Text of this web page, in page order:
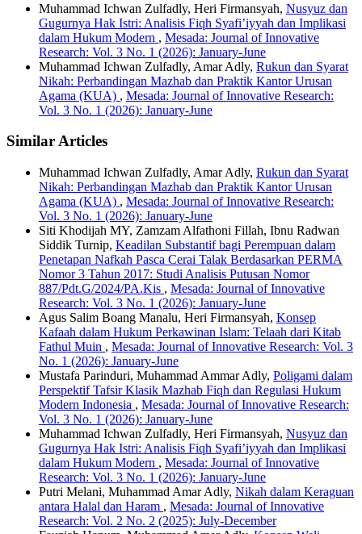
Muhammad Ichwan Zulfadly, Heri Firmansyah, Nusyuz dan
Gugurnya Hak Istri: Analisis Fiqh Syafi’iyyah dan Implikasi
dalam Hukum Modern , Mesada: Journal of Innovative
Research: Vol. 3 No. 1 (2026): January-June
Muhammad Ichwan Zulfadly, Amar Adly, Rukun dan Syarat
Nikah: Perbandingan Mazhab dan Praktik Kantor Urusan
Agama (KUA) , Mesada: Journal of Innovative Research:
Vol. 3 No. 1 (2026): January-June
Similar Articles
Muhammad Ichwan Zulfadly, Amar Adly, Rukun dan Syarat
Nikah: Perbandingan Mazhab dan Praktik Kantor Urusan
Agama (KUA) , Mesada: Journal of Innovative Research:
Vol. 3 No. 1 (2026): January-June
Siti Khodijah MY, Zamzam Alfathoni Fillah, Ibnu Radwan
Siddik Turnip, Keadilan Substantif bagi Perempuan dalam
Penetapan Nafkah Pasca Cerai Talak Berdasarkan PERMA
Nomor 3 Tahun 2017: Studi Analisis Putusan Nomor
887/Pdt.G/2024/PA.Kis , Mesada: Journal of Innovative
Research: Vol. 3 No. 1 (2026): January-June
Agus Salim Boang Manalu, Heri Firmansyah, Konsep
Kafaah dalam Hukum Perkawinan Islam: Telaah dari Kitab
Fathul Muin , Mesada: Journal of Innovative Research: Vol. 3
No. 1 (2026): January-June
Mustafa Parinduri, Muhammad Ammar Adly, Poligami dalam
Perspektif Tafsir Klasik Mazhab Fiqh dan Regulasi Hukum
Modern Indonesia , Mesada: Journal of Innovative Research:
Vol. 3 No. 1 (2026): January-June
Muhammad Ichwan Zulfadly, Heri Firmansyah, Nusyuz dan
Gugurnya Hak Istri: Analisis Fiqh Syafi’iyyah dan Implikasi
dalam Hukum Modern , Mesada: Journal of Innovative
Research: Vol. 3 No. 1 (2026): January-June
Putri Melani, Muhammad Amar Adly, Nikah dalam Keraguan
antara Halal dan Haram , Mesada: Journal of Innovative
Research: Vol. 2 No. 2 (2025): July-December